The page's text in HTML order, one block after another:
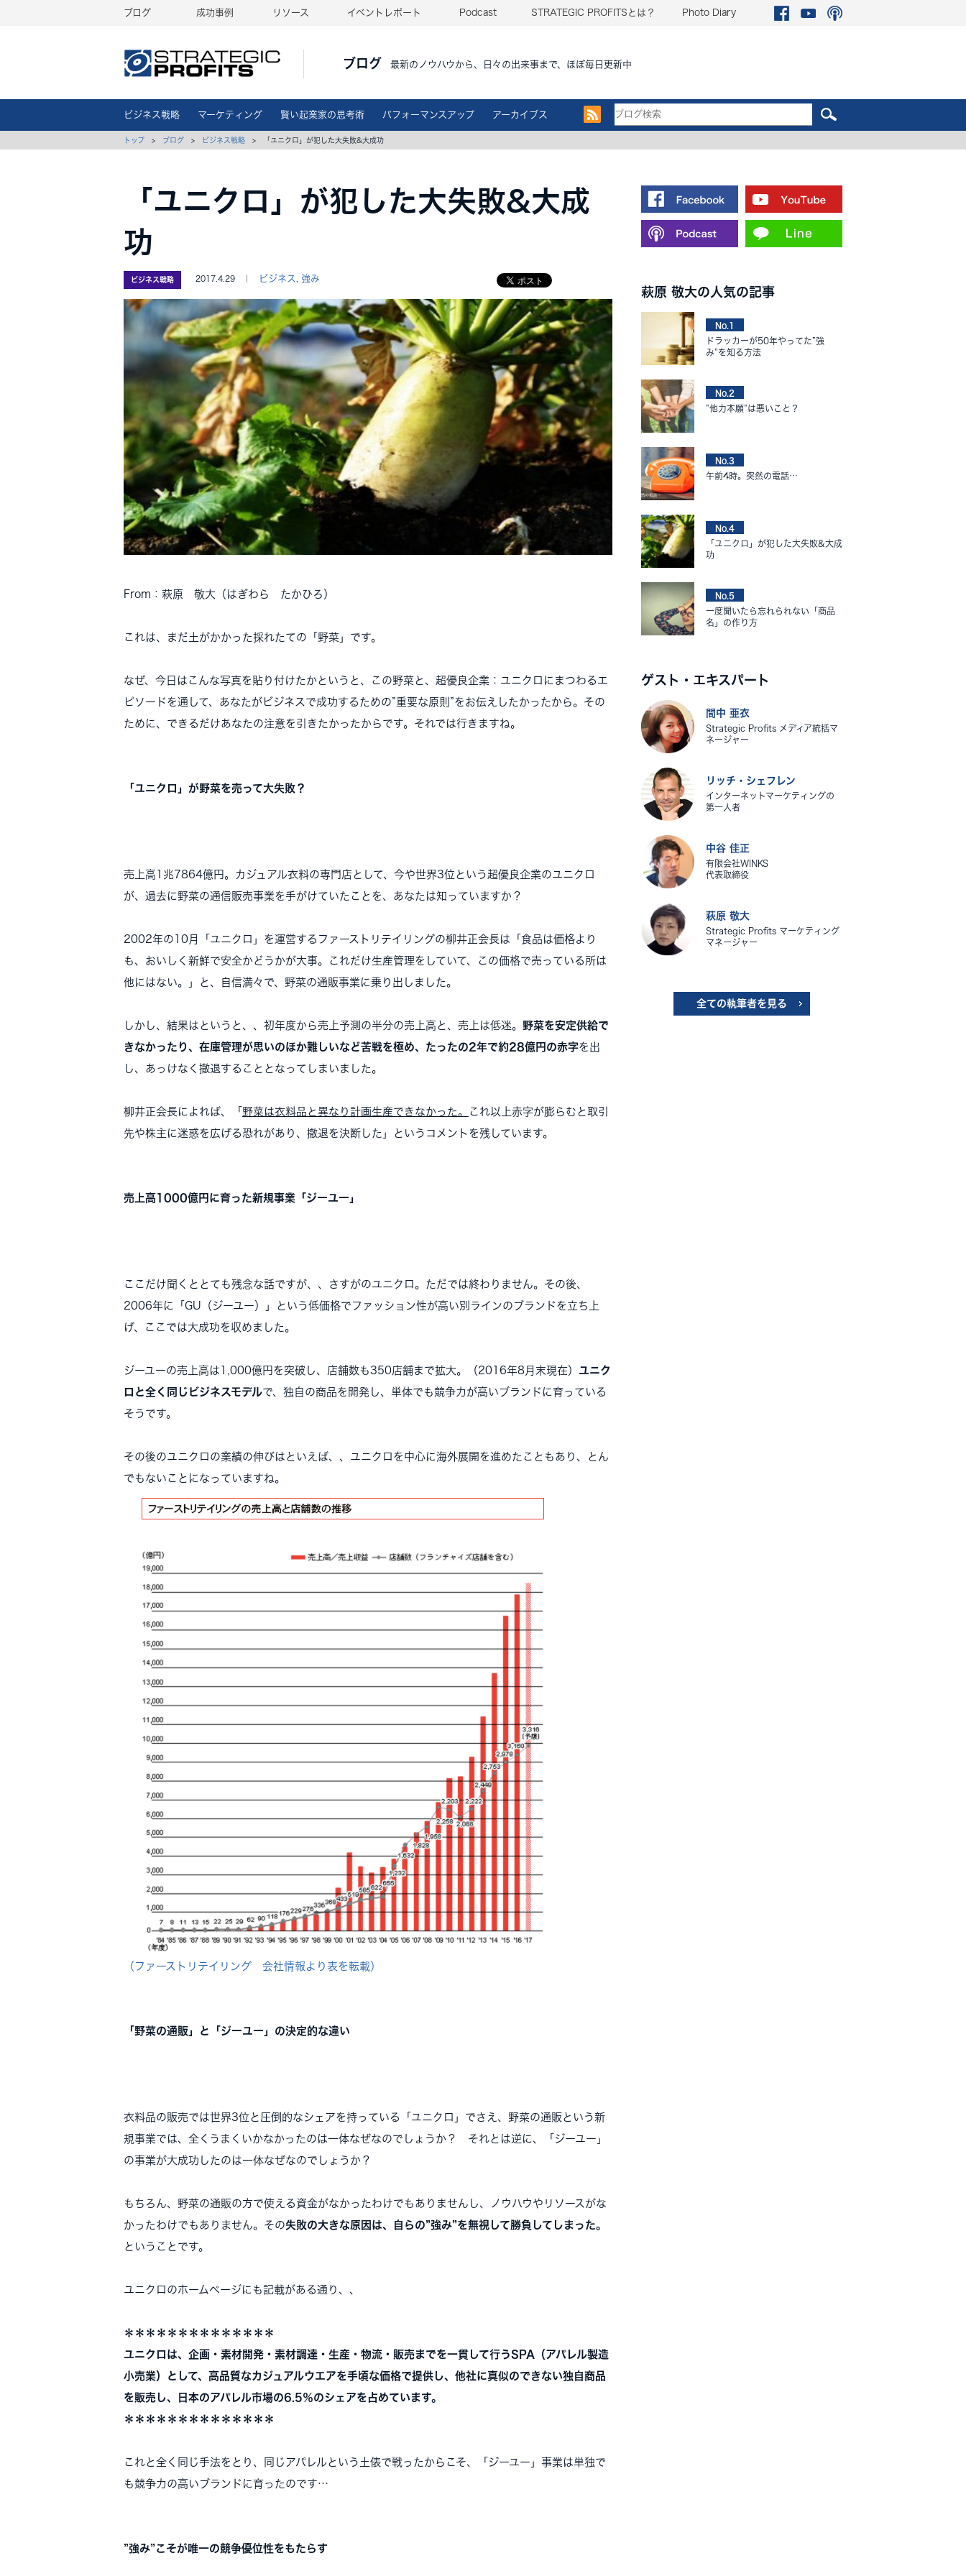
ブログ 成功事例 リソース イベントレポート Podcast STRATEGIC PROFITSとは？ Photo Diary
ブログ 最新のノウハウから、日々の出来事まで、ほぼ毎日更新中
ビジネス戦略 マーケティング 賢い起業家の思考術 パフォーマンスアップ アーカイブス
トップ > ブログ > ビジネス戦略 > 「ユニクロ」が犯した大失敗&大成功
「ユニクロ」が犯した大失敗&大成
功
ビジネス戦略 2017.4.29 ｜ ビジネス 強み
From：萩原 敬大（はぎわら たかひろ）
これは、まだ土がかかった採れたての「野菜」です。
なぜ、今日はこんな写真を貼り付けたかというと、この野菜と、超優良企業：ユニクロにまつわるエ
ピソードを通して、あなたがビジネスで成功するための”重要な原則”をお伝えしたかったから。その
ために、できるだけあなたの注意を引きたかったからです。それでは行きますね。
「ユニクロ」が野菜を売って大失敗？
売上高1兆7864億円。カジュアル衣料の専門店として、今や世界3位という超優良企業のユニクロ
が、過去に野菜の通信販売事業を手がけていたことを、あなたは知っていますか？
2002年の10月「ユニクロ」を運営するファーストリテイリングの柳井正会長は「食品は価格より
も、おいしく新鮮で安全かどうかが大事。これだけ生産管理をしていて、この価格で売っている所は
他にはない。」と、自信満々で、野菜の通販事業に乗り出しました。
しかし、結果はというと、、初年度から売上予測の半分の売上高と、売上は低迷。 野菜を安定供給で
きなかったり、在庫管理が思いのほか難しいなど苦戦を極め、たったの2年で約28億円の赤字を出
し、あっけなく撤退することとなってしまいました。
柳井正会長によれば、「 野菜は衣料品と異なり計画生産できなかった。
これ以上赤字が膨らむと取引
先や株主に迷惑を広げる恐れがあり、撤退を決断した」というコメントを残しています。
売上高1000億円に育った新規事業「ジーユー」
ここだけ聞くととても残念な話ですが、、さすがのユニクロ。ただでは終わりません。その後、
2006年に「GU（ジーユー）」という低価格でファッション性が高い別ラインのブランドを立ち上
げ、ここでは大成功を収めました。
ジーユーの売上高は1,000億円を突破し、店舗数も350店舗まで拡大。（2016年8月末現在） ユニク
ロと全く同じビジネスモデルで、独自の商品を開発し、単体でも競争力が高いブランドに育っている
そうです。
その後のユニクロの業績の伸びはといえば、、ユニクロを中心に海外展開を進めたこともあり、とん
でもないことになっていますね。
（ファーストリテイリング 会社情報より表を転載）
「野菜の通販」と「ジーユー」の決定的な違い
衣料品の販売では世界3位と圧倒的なシェアを持っている「ユニクロ」でさえ、野菜の通販という新
規事業では、全くうまくいかなかったのは一体なぜなのでしょうか？ それとは逆に、「ジーユー」
の事業が大成功したのは一体なぜなのでしょうか？
もちろん、野菜の通販の方で使える資金がなかったわけでもありませんし、ノウハウやリソースがな
かったわけでもありません。その失敗の大きな原因は、自らの”強み”を無視して勝負してしまった。
ということです。
ユニクロのホームページにも記載がある通り、、
＊＊＊＊＊＊＊＊＊＊＊＊＊＊
ユニクロは、企画・素材開発・素材調達・生産・物流・販売までを一貫して行うSPA（アパレル製造
小売業）として、高品質なカジュアルウエアを手頃な価格で提供し、他社に真似のできない独自商品
を販売し、日本のアパレル市場の6.5％のシェアを占めています。
＊＊＊＊＊＊＊＊＊＊＊＊＊＊
これと全く同じ手法をとり、同じアパレルという土俵で戦ったからこそ、「ジーユー」事業は単独で
も競争力の高いブランドに育ったのです…
”強み”こそが唯一の競争優位性をもたらす
萩原 敬大の人気の記事
No.1
ドラッカーが50年やってた”強
み”を知る方法
No.2
”他力本願”は悪いこと？
No.3
午前4時。突然の電話…
No.4
「ユニクロ」が犯した大失敗&大成
功
No.5
一度聞いたら忘れられない「商品
名」の作り方
ゲスト・エキスパート
間中 亜衣
Strategic Profits メディア統括マ
ネージャー
リッチ・シェフレン
インターネットマーケティングの
第一人者
中谷 佳正
有限会社WINKS
代表取締役
萩原 敬大
Strategic Profits マーケティング
マネージャー
全ての執筆者を見る